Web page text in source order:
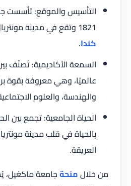
التأسيس والموقع: تأسست
1821 وتقع في مدينة مونتريال بمقاطعة كيبك في
كندا.
عالميًا، وهي معروفة بقوة
والهندسة، والعلوم
الحياة الجامعية: تجمع بين
بالحياة في قلب مدينة
العريقة.
من خلالمنحةجامعة ماكغيل،